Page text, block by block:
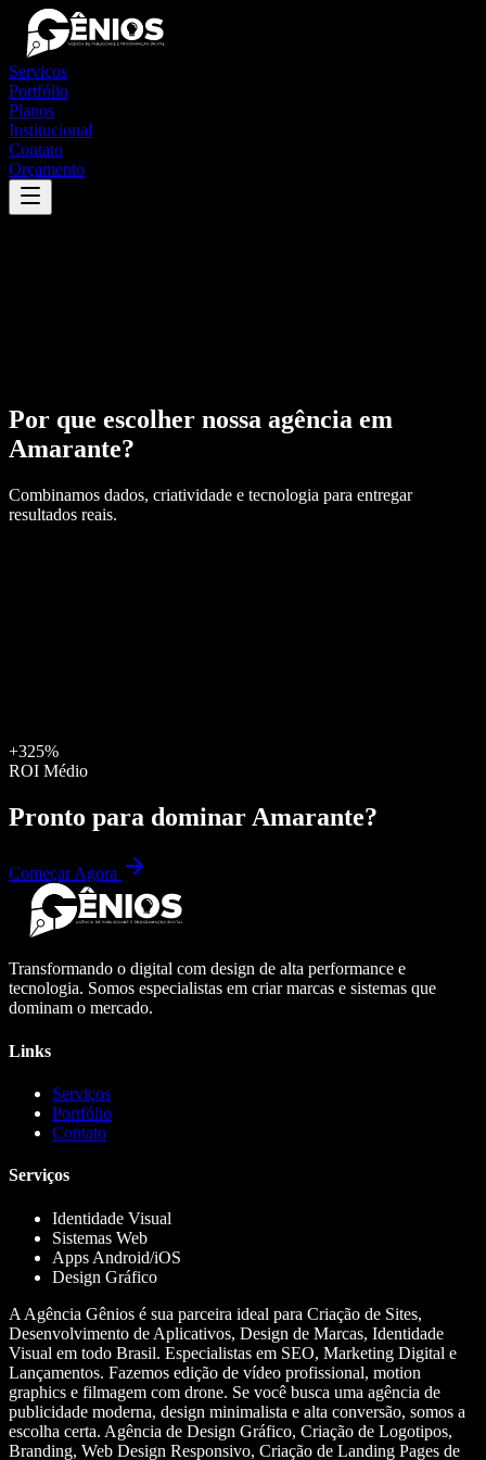
Serviços
Portfólio
Planos
Institucional
Contato
Orçamento
Por que escolher nossa agência em
Amarante?
Combinamos dados, criatividade e tecnologia para entregar
resultados reais.
+325%
ROI Médio
Pronto para dominar Amarante?
Começar Agora
Transformando o digital com design de alta performance e
tecnologia. Somos especialistas em criar marcas e sistemas que
dominam o mercado.
Links
Serviços
Portfólio
Contato
Serviços
Identidade Visual
Sistemas Web
Apps Android/iOS
Design Gráfico
A Agência Gênios é sua parceira ideal para Criação de Sites,
Desenvolvimento de Aplicativos, Design de Marcas, Identidade
Visual em todo Brasil. Especialistas em SEO, Marketing Digital e
Lançamentos. Fazemos edição de vídeo profissional, motion
graphics e filmagem com drone. Se você busca uma agência de
publicidade moderna, design minimalista e alta conversão, somos a
escolha certa. Agência de Design Gráfico, Criação de Logotipos,
Branding, Web Design Responsivo, Criação de Landing Pages de